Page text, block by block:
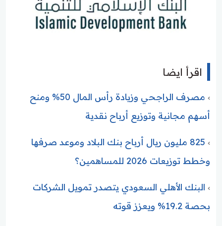
اقرأ ايضا
مصرف الراجحي وزيادة رأس المال 50% ومنح
أسهم مجانية وتوزيع أرباح نقدية
825 مليون ريال أرباح بنك البلاد وموعد صرفها
وخطط توزيعات 2026 للمساهمين؟
البنك الأهلي السعودي يتصدر تمويل الشركات
بحصة 19.2% ويعزز قوته